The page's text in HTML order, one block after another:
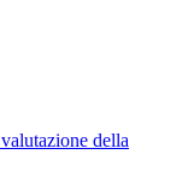
della